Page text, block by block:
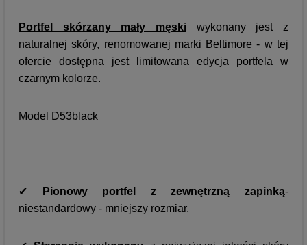
Portfel skórzany mały męski wykonany jest z
naturalnej skóry, renomowanej marki Beltimore - w tej
ofercie dostępna jest limitowana edycja portfela w
czarnym kolorze.
Model D53black
✔ Pionowy portfel z zewnętrzną zapinką-
niestandardowy - mniejszy rozmiar.